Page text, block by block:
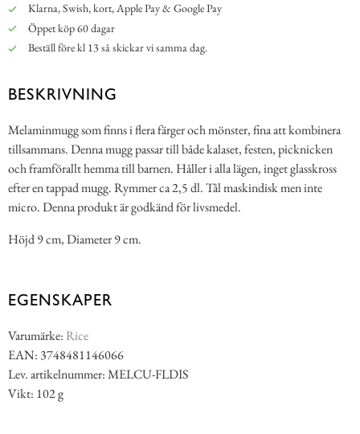
Klarna, Swish, kort, Apple Pay & Google Pay
Öppet köp 60 dagar
Beställ före kl 13 så skickar vi samma dag.
BESKRIVNING
Melaminmugg som finns i flera färger och mönster, fina att kombinera
tillsammans. Denna mugg passar till både kalaset, festen, picknicken
och framförallt hemma till barnen. Håller i alla lägen, inget glasskross
efter en tappad mugg. Rymmer ca 2,5 dl. Tål maskindisk men inte
micro. Denna produkt är godkänd för livsmedel.
Höjd 9 cm, Diameter 9 cm.
EGENSKAPER
Varumärke: Rice
EAN: 3748481146066
Lev. artikelnummer: MELCU-FLDIS
Vikt: 102 g